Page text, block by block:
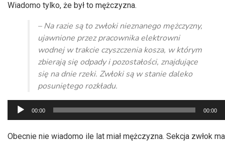
Wiadomo tylko, że był to mężczyzna.
– Na razie są to zwłoki nieznanego mężczyzny,
ujawnione przez pracownika elektrowni
wodnej w trakcie czyszczenia kosza, w którym
zbierają się odpady i pozostałości, znajdujące
się na dnie rzeki. Zwłoki są w stanie daleko
posuniętego rozkładu.
Odtwarzacz
plików
dźwiękowych
00:00 00:00
Obecnie nie wiadomo ile lat miał mężczyzna. Sekcja zwłok ma